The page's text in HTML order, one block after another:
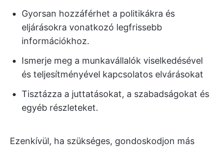
Gyorsan hozzáférhet a politikákra és
eljárásokra vonatkozó legfrissebb
információkhoz.
Ismerje meg a munkavállalók viselkedésével
és teljesítményével kapcsolatos elvárásokat
Tisztázza a juttatásokat, a szabadságokat és
egyéb részleteket.
Ezenkívül, ha szükséges, gondoskodjon más